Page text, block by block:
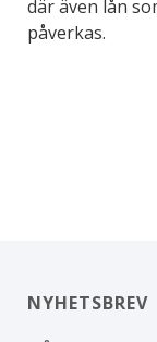
där även lån
påverkas.
NYHETSBREV